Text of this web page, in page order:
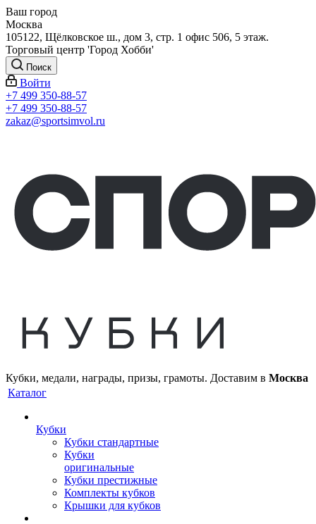
Ваш город
Москва
105122, Щёлковское ш., дом 3, стр. 1 офис 506, 5 этаж.
Торговый центр 'Город Хобби'
Поиск
Войти
+7 499 350-88-57
+7 499 350-88-57
zakaz@sportsimvol.ru
Кубки, медали, награды, призы, грамоты. Доставим в Москва
Каталог
Кубки
Кубки стандартные
Кубки
оригинальные
Кубки престижные
Комплекты кубков
Крышки для кубков